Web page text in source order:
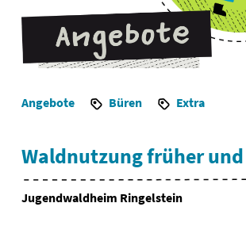
Angebote Büren Extra
Waldnutzung früher
Jugendwaldheim Ringelstein